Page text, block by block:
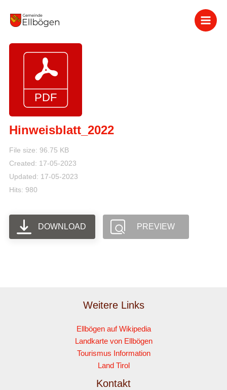
Inhalt
Hinweisblatt_2022
File size: 96.75 KB
Created: 17-05-2023
Updated: 17-05-2023
Hits: 980
DOWNLOAD PREVIEW
Weitere Links
Ellbögen auf Wikipedia
Landkarte von Ellbögen
Tourismus Information
Land Tirol
Kontakt